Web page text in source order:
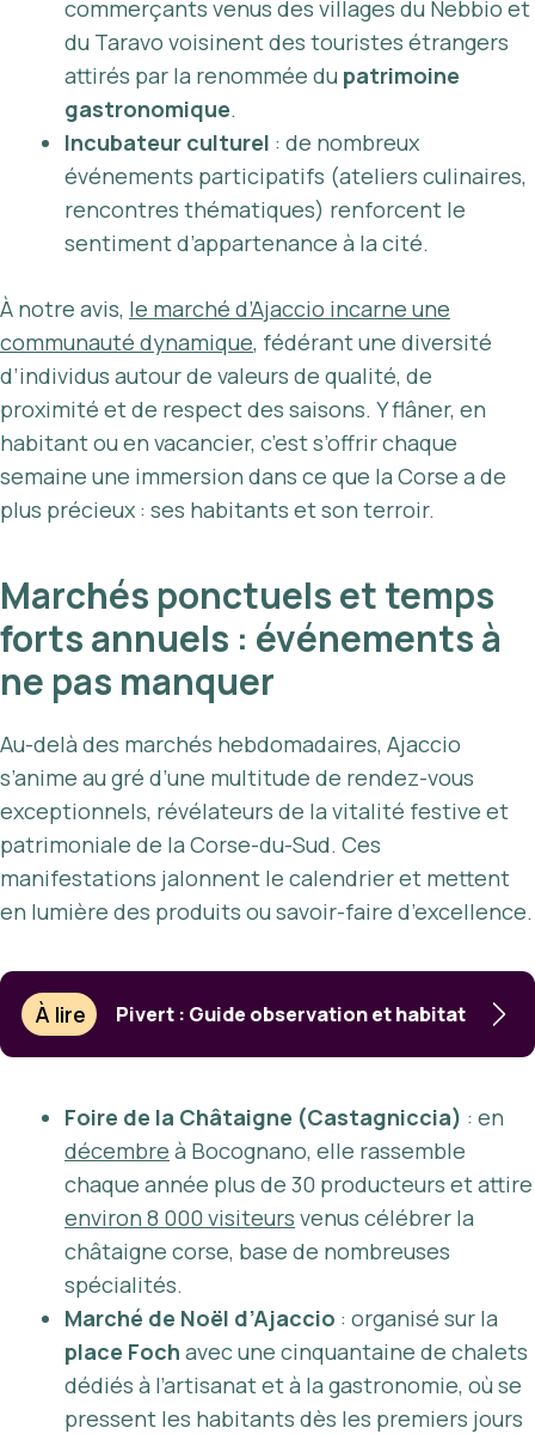
commerçants venus des villages du Nebbio et
du Taravo voisinent des touristes étrangers
attirés par la renommée du patrimoine
gastronomique.
Incubateur culturel : de nombreux
événements participatifs (ateliers culinaires,
rencontres thématiques) renforcent le
sentiment d’appartenance à la cité.
À notre avis, le marché d’Ajaccio incarne une
communauté dynamique, fédérant une diversité
d’individus autour de valeurs de qualité, de
proximité et de respect des saisons. Y flâner, en
habitant ou en vacancier, c’est s’offrir chaque
semaine une immersion dans ce que la Corse a de
plus précieux : ses habitants et son terroir.
Marchés ponctuels et temps
forts annuels : événements à
ne pas manquer
Au-delà des marchés hebdomadaires, Ajaccio
s’anime au gré d’une multitude de rendez-vous
exceptionnels, révélateurs de la vitalité festive et
patrimoniale de la Corse-du-Sud. Ces
manifestations jalonnent le calendrier et mettent
en lumière des produits ou savoir-faire d’excellence.
À lire Pivert : Guide observation et habitat
Foire de la Châtaigne (Castagniccia) : en
décembre à Bocognano, elle rassemble
chaque année plus de 30 producteurs et attire
environ 8 000 visiteurs venus célébrer la
châtaigne corse, base de nombreuses
spécialités.
Marché de Noël d’Ajaccio : organisé sur la
place Foch avec une cinquantaine de chalets
dédiés à l’artisanat et à la gastronomie, où se
pressent les habitants dès les premiers jours